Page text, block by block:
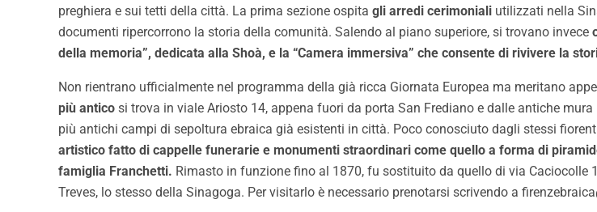
preghiera e sui tetti della città. La prima sezione ospita gli arredi cerimoniali utilizzati nella
documenti ripercorrono la storia della comunità. Salendo al piano superiore, si trovano invece
della memoria”, dedicata alla Shoà, e la “Camera immersiva” che consente di rivivere la
Non rientrano ufficialmente nel programma della già ricca Giornata Europea ma meritano
più antico si trova in viale Ariosto 14, appena fuori da porta San Frediano e dalle antiche
più antichi campi di sepoltura ebraica già esistenti in città. Poco conosciuto dagli stessi
artistico fatto di cappelle funerarie e monumenti straordinari come quello a forma di
famiglia Franchetti. Rimasto in funzione fino al 1870, fu sostituito da quello di via Caciocolle
Treves, lo stesso della Sinagoga. Per visitarlo è necessario prenotarsi scrivendo a